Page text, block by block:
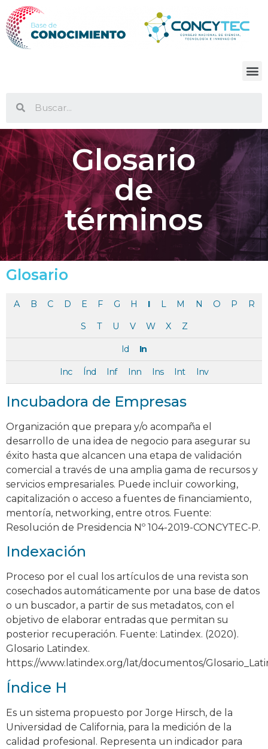
Glosario
de
términos
Glosario
A B C D E F G H I L M N O P R
S T U V W X Z
Id In
Inc Índ Inf Inn Ins Int Inv
Incubadora de Empresas
Organización que prepara y/o acompaña el
desarrollo de una idea de negocio para asegurar su
éxito hasta que alcancen una etapa de validación
comercial a través de una amplia gama de recursos y
servicios empresariales. Puede incluir coworking,
capitalización o acceso a fuentes de financiamiento,
mentoría, networking, entre otros. Fuente:
Resolución de Presidencia Nº 104-2019-CONCYTEC-P.
Indexación
Proceso por el cual los artículos de una revista son
cosechados automáticamente por una base de datos
o un buscador, a partir de sus metadatos, con el
objetivo de elaborar entradas que permitan su
posterior recuperación. Fuente: Latindex. (2020).
Glosario Latindex.
https://www.latindex.org/lat/documentos/
Índice H
Es un sistema propuesto por Jorge Hirsch, de la
Universidad de California, para la medición de la
calidad profesional. Representa un indicador para